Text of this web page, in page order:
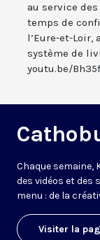
au service
temps de
l’Eure-et-Loir,
système de
youtu.be/
Chaque semaine,
des vidéos et des
menu : de la
Visiter la